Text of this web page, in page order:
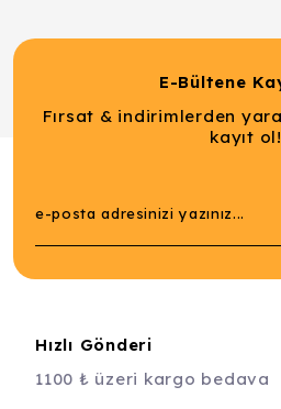
E-Bültene
Fırsat & indirimlerden
kayıt ol!
Hızlı Gönderi
1100 ₺ üzeri kargo bedava